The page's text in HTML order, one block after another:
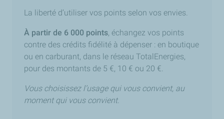
La liberté d’utiliser vos points selon vos envies.
À partir de 6 000 points, échangez vos points
contre des crédits fidélité à dépenser : en boutique
ou en carburant, dans le réseau TotalEnergies,
pour des montants de 5 €, 10 € ou 20 €.
Vous choisissez l’usage qui vous convient, au
moment qui vous convient.